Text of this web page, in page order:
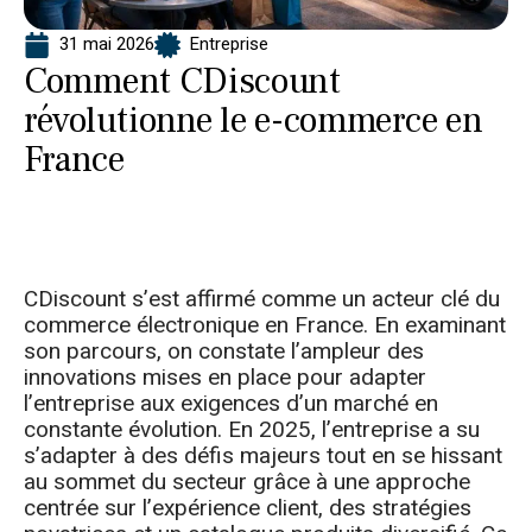
31 mai 2026 Entreprise
Comment CDiscount
révolutionne le e-commerce en
France
CDiscount s’est affirmé comme un acteur clé du
commerce électronique en France. En examinant
son parcours, on constate l’ampleur des
innovations mises en place pour adapter
l’entreprise aux exigences d’un marché en
constante évolution. En 2025, l’entreprise a su
s’adapter à des défis majeurs tout en se hissant
au sommet du secteur grâce à une approche
centrée sur l’expérience client, des stratégies